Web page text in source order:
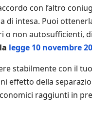
con l’altro
di intesa. Puoi
o non autosufficienti,
legge 10 novembre
stabilmente con il
effetto della
raggiunti in